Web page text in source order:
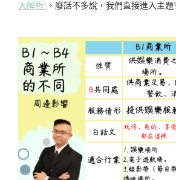
大解析! ，廢話不多說，我們直接進入主題!